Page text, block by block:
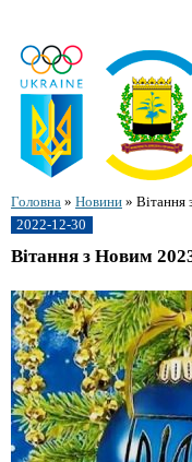
Головна » Новини » Вітання
2022-12-30
Вітання з Новим